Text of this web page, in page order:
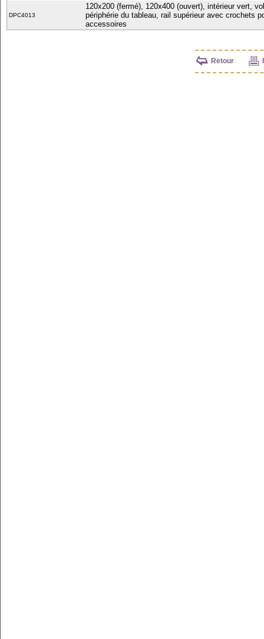
DPC4013
120x200 (fermé), 120x400 (ouvert), intérieur vert,
périphérie du tableau, rail supérieur avec crochets
accessoires
Retour